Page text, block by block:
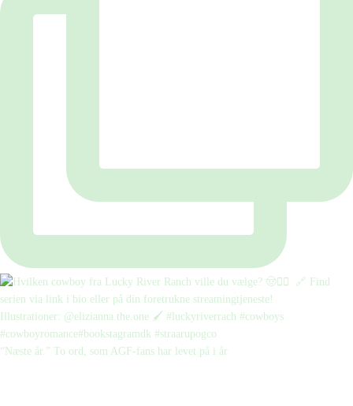
“Næste år.” To ord, som AGF-fans har levet på i år